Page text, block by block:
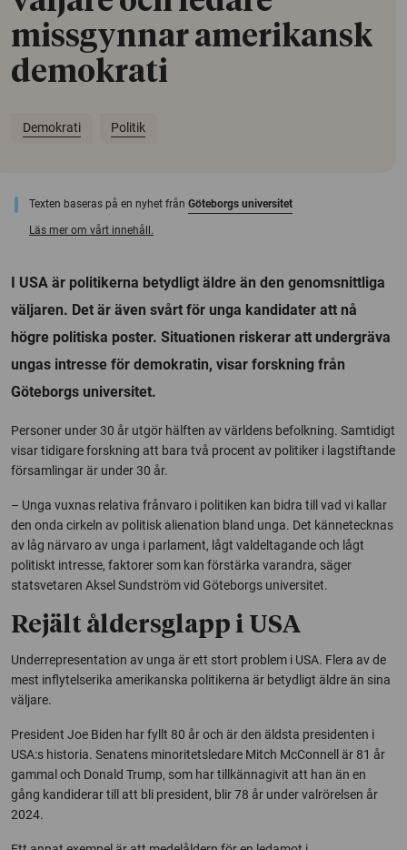
missgynnar amerikansk
demokrati
Demokrati Politik
Texten baseras på en nyhet från Göteborgs universitet
Läs mer om vårt innehåll.
I USA är politikerna betydligt äldre än den genomsnittliga
väljaren. Det är även svårt för unga kandidater att nå
högre politiska poster. Situationen riskerar att undergräva
ungas intresse för demokratin, visar forskning från
Göteborgs universitet.
Personer under 30 år utgör hälften av världens befolkning. Samtidigt
visar tidigare forskning att bara två procent av politiker i lagstiftande
församlingar är under 30 år.
– Unga vuxnas relativa frånvaro i politiken kan bidra till vad vi kallar
den onda cirkeln av politisk alienation bland unga. Det kännetecknas
av låg närvaro av unga i parlament, lågt valdeltagande och lågt
politiskt intresse, faktorer som kan förstärka varandra, säger
statsvetaren Aksel Sundström vid Göteborgs universitet.
Rejält åldersglapp i USA
Underrepresentation av unga är ett stort problem i USA. Flera av de
mest inflytelserika amerikanska politikerna är betydligt äldre än sina
väljare.
President Joe Biden har fyllt 80 år och är den äldsta presidenten i
USA:s historia. Senatens minoritetsledare Mitch McConnell är 81 år
gammal och Donald Trump, som har tillkännagivit att han än en
gång kandiderar till att bli president, blir 78 år under valrörelsen år
2024.